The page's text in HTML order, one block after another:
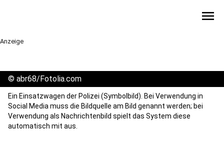
menu
Anzeige
© abr68/Fotolia.com
Ein Einsatzwagen der Polizei (Symbolbild). Bei Verwendung in
Social Media muss die Bildquelle am Bild genannt werden; bei
Verwendung als Nachrichtenbild spielt das System diese
automatisch mit aus.